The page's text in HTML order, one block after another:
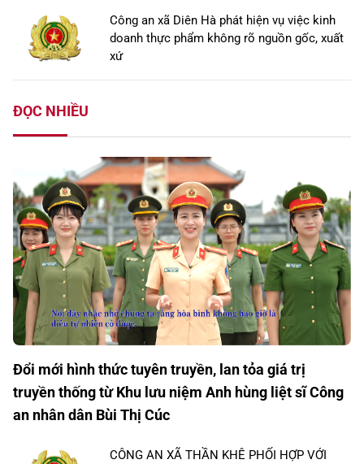
Công an xã Diên Hà phát hiện vụ việc kinh
doanh thực phẩm không rõ nguồn gốc, xuất
xứ
ĐỌC NHIỀU
Đổi mới hình thức tuyên truyền, lan tỏa giá trị
truyền thống từ Khu lưu niệm Anh hùng liệt sĩ Công
an nhân dân Bùi Thị Cúc
CÔNG AN XÃ THẦN KHÊ PHỐI HỢP VỚI